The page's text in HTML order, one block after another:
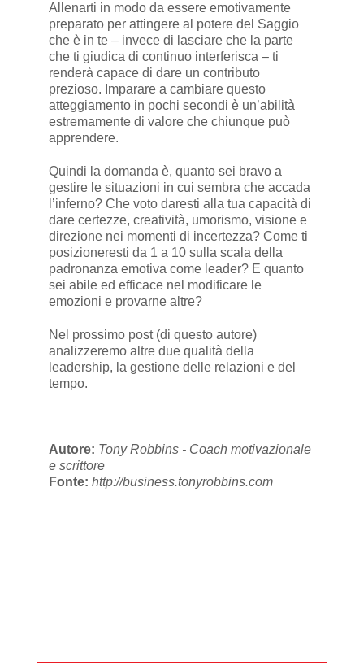
Allenarti in modo da essere emotivamente
preparato per attingere al potere del Saggio
che è in te – invece di lasciare che la parte
che ti giudica di continuo interferisca – ti
renderà capace di dare un contributo
prezioso. Imparare a cambiare questo
atteggiamento in pochi secondi è un’abilità
estremamente di valore che chiunque può
apprendere.
Quindi la domanda è, quanto sei bravo a
gestire le situazioni in cui sembra che accada
l’inferno? Che voto daresti alla tua capacità di
dare certezze, creatività, umorismo, visione e
direzione nei momenti di incertezza? Come ti
posizioneresti da 1 a 10 sulla scala della
padronanza emotiva come leader? E quanto
sei abile ed efficace nel modificare le
emozioni e provarne altre?
Nel prossimo post (di questo autore)
analizzeremo altre due qualità della
leadership, la gestione delle relazioni e del
tempo.
Autore: Tony Robbins - Coach motivazionale
e scrittore
Fonte: http://business.tonyrobbins.com